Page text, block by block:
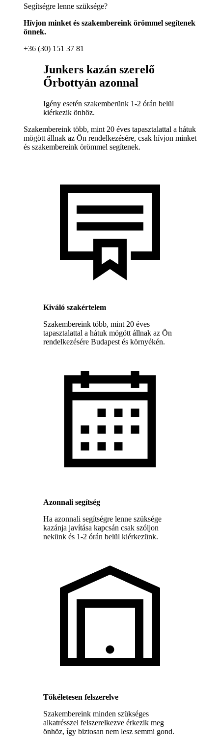
Segítségre lenne szüksége?
Hívjon minket és szakembereink örömmel segítenek
önnek.
+36 (30) 151 37 81
Junkers kazán szerelő
Őrbottyán azonnal
Igény esetén szakemberünk 1-2 órán belül
kiérkezik önhöz.
Szakembereink több, mint 20 éves tapasztalattal a hátuk
mögött állnak az Ön rendelkezésére, csak hívjon minket
és szakembereink örömmel segítenek.
Kiváló szakértelem
Szakembereink több, mint 20 éves
tapasztalattal a hátuk mögött állnak az Ön
rendelkezésére Budapest és környékén.
Azonnali segítség
Ha azonnali segítségre lenne szüksége
kazánja javítása kapcsán csak szóljon
nekünk és 1-2 órán belül kiérkezünk.
Tökéletesen felszerelve
Szakembereink minden szükséges
alkatrésszel felszerelkezve érkezik meg
önhöz, így biztosan nem lesz semmi gond.